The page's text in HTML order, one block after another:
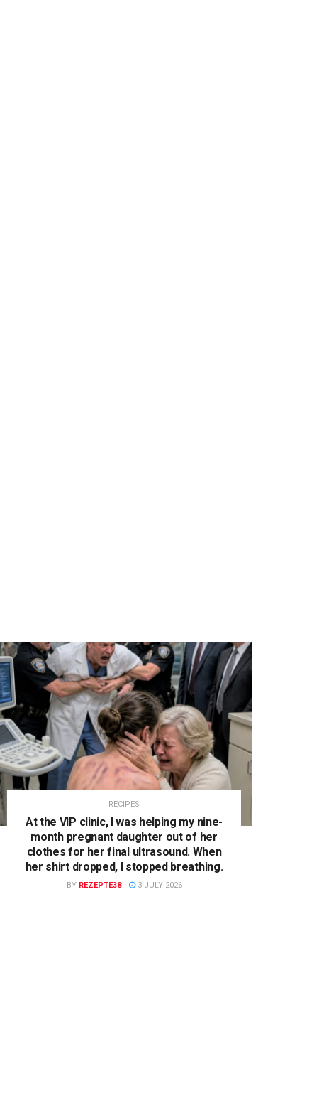
RECIPES
At the VIP clinic, I was helping my nine-
month pregnant daughter out of her
clothes for her final ultrasound. When
her shirt dropped, I stopped breathing.
BY REZEPTE38 3 JULY 2026